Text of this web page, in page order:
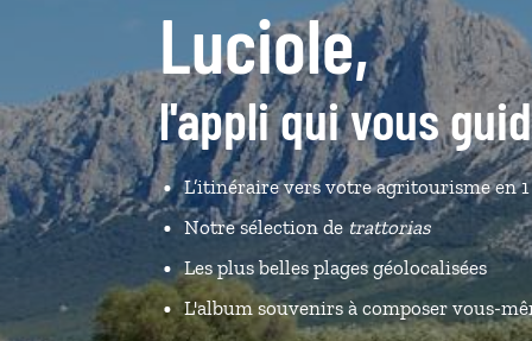
Luciole,
l'appli qui vous
L’itinéraire vers votre agritourisme en
Notre sélection de trattorias
Les plus belles plages géolocalisées
L'album souvenirs à composer vous-